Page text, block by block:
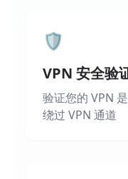
🛡️
VPN 安全验
验证您的 VPN
绕过 VPN 通道